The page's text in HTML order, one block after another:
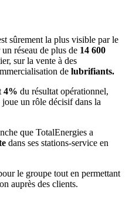
sûrement la plus visible par le
réseau de plus de 14 600
sur la vente à des
de lubrifiants.
4% du résultat opérationnel,
un rôle décisif dans la
que TotalEnergies a
dans ses stations-service en
le groupe tout en permettant
auprès des clients.